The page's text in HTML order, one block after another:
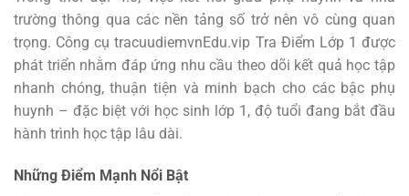
trường thông qua các nền tảng số trở nên vô cùng quan
trọng. Công cụ tracuudiemvnEdu.vip Tra Điểm Lớp 1 được
phát triển nhằm đáp ứng nhu cầu theo dõi kết quả học tập
nhanh chóng, thuận tiện và minh bạch cho các bậc phụ
huynh – đặc biệt với học sinh lớp 1, độ tuổi đang bắt đầu
hành trình học tập lâu dài.
Những Điểm Mạnh Nổi Bật